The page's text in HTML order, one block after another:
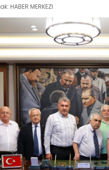
HABER MERKEZI